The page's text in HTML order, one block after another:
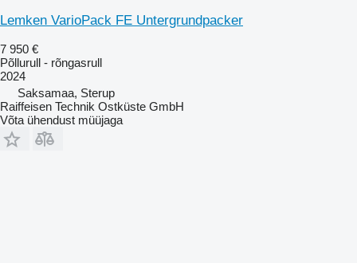
Lemken VarioPack FE Untergrundpacker
7 950 €
Põllurull - rõngasrull
2024
Saksamaa, Sterup
Raiffeisen Technik Ostküste GmbH
Võta ühendust müüjaga